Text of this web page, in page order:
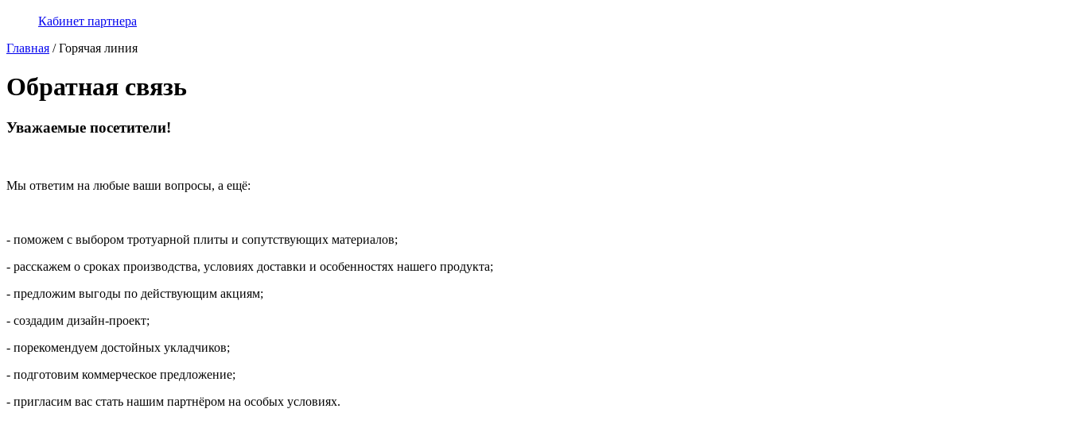
Кабинет партнера
Главная /Горячая линия
Обратная связь
Уважаемые посетители!
Мы ответим на любые ваши вопросы, а ещё:
- поможем с выбором тротуарной плиты и сопутствующих материалов;
- расскажем о сроках производства, условиях доставки и особенностях нашего продукта;
- предложим выгоды по действующим акциям;
- создадим дизайн-проект;
- порекомендуем достойных укладчиков;
- подготовим коммерческое предложение;
- пригласим вас стать нашим партнёром на особых условиях.